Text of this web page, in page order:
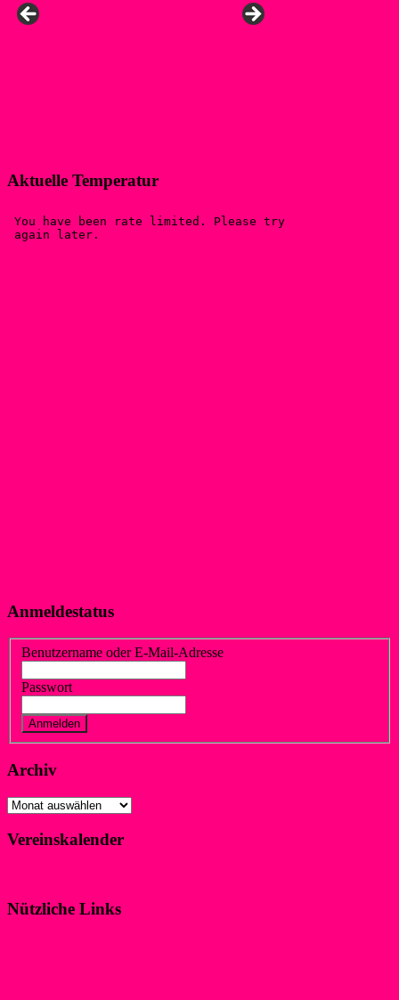
Aktuelle Temperatur
Anmeldestatus
Benutzername oder E-Mail-Adresse
Passwort
Archiv
Archiv
Vereinskalender
Nützliche Links